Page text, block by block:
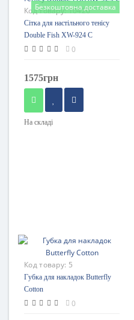
Безкоштовна доставка
Код товару:10426
Сітка для настільного тенісу
Double Fish XW-924 С
0
1575грн
На складі
Код товару: 5
Губка для накладок Butterfly
Cotton
0